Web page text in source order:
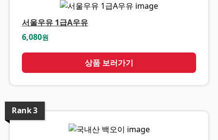
서울우유 1급A우유
6,080원
상품 보러가기
Rank3